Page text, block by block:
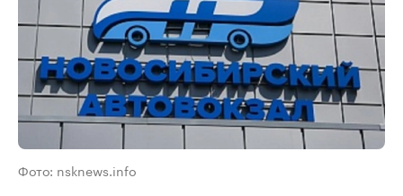
Фото: nsknews.info